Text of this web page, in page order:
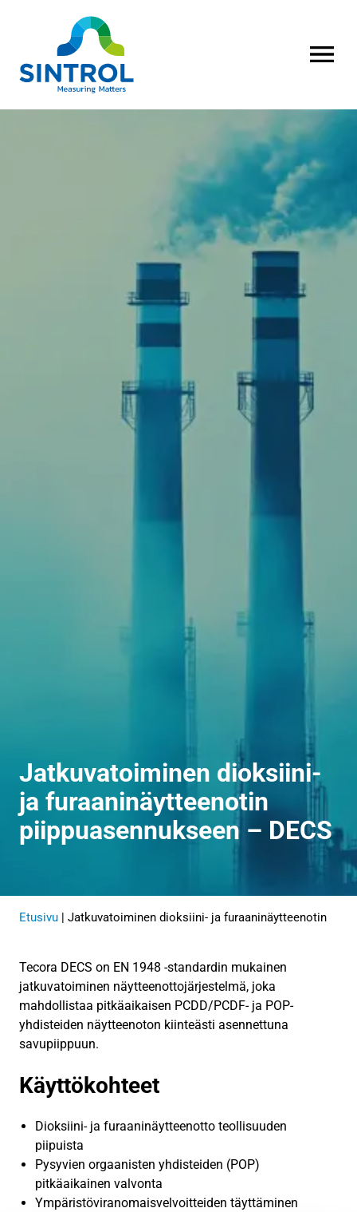
Jatkuvatoiminen dioksiini-
ja furaaninäytteenotin
piippuasennukseen – DECS
Etusivu Jatkuvatoiminen dioksiini- ja furaaninäytteenotin
Tecora DECS on EN 1948 -standardin mukainen
jatkuvatoiminen näytteenottojärjestelmä, joka
mahdollistaa pitkäaikaisen PCDD/PCDF- ja POP-
yhdisteiden näytteenoton kiinteästi asennettuna
savupiippuun.
Käyttökohteet
Dioksiini- ja furaaninäytteenotto teollisuuden
piipuista
Pysyvien orgaanisten yhdisteiden (POP)
pitkäaikainen valvonta
Ympäristöviranomaisvelvoitteiden täyttäminen